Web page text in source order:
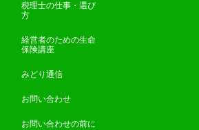
税理士の仕事・選び
方
経営者のための生命
保険講座
みどり通信
お問い合わせ
お問い合わせの前に